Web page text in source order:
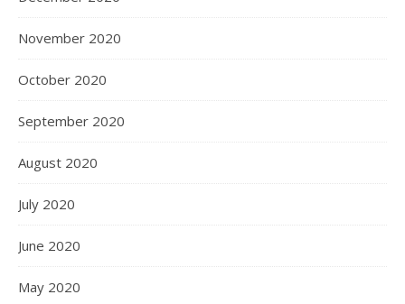
November 2020
October 2020
September 2020
August 2020
July 2020
June 2020
May 2020